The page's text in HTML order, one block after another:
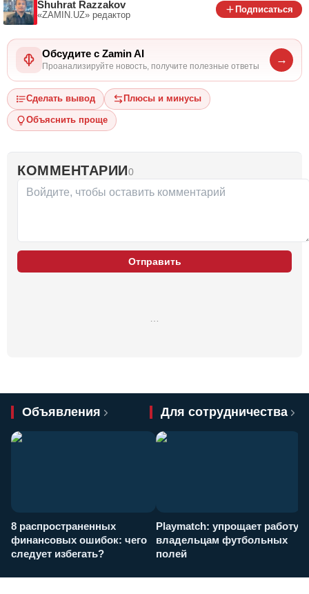
Shuhrat Razzakov
«ZAMIN.UZ» редактор
Подписаться
Обсудите с Zamin AI
Проанализируйте новость, получите полезные ответы
→
Сделать вывод Плюсы и минусы
Объяснить проще
КОММЕНТАРИИ0
Отправить
Объявления Для сотрудничества
8 распространенных
финансовых ошибок: чего
следует избегать?
Playmatch: упрощает работу
владельцам футбольных
полей